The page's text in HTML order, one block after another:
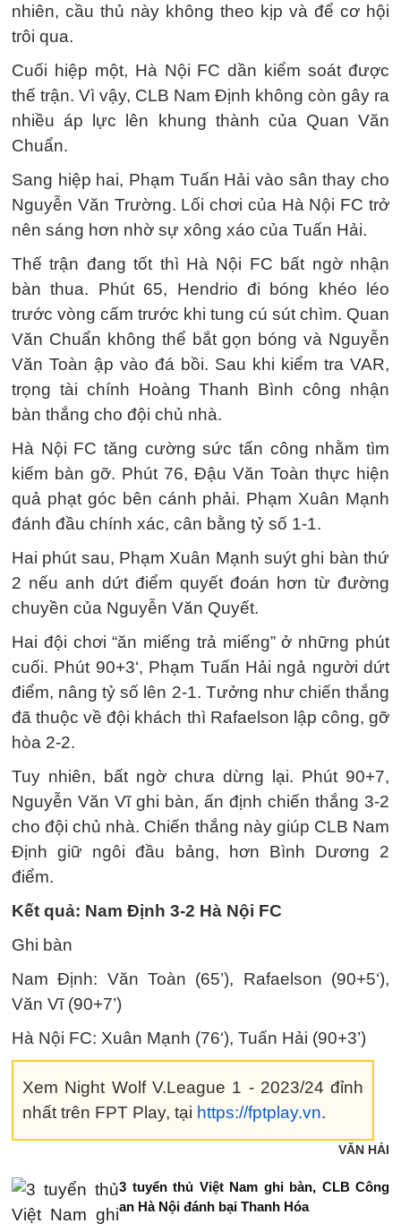
nhiên, cầu thủ này không theo kịp và để cơ hội
trôi qua.
Cuối hiệp một, Hà Nội FC dần kiểm soát được
thế trận. Vì vậy, CLB Nam Định không còn gây ra
nhiều áp lực lên khung thành của Quan Văn
Chuẩn.
Sang hiệp hai, Phạm Tuấn Hải vào sân thay cho
Nguyễn Văn Trường. Lối chơi của Hà Nội FC trở
nên sáng hơn nhờ sự xông xáo của Tuấn Hải.
Thế trận đang tốt thì Hà Nội FC bất ngờ nhận
bàn thua. Phút 65, Hendrio đi bóng khéo léo
trước vòng cấm trước khi tung cú sút chìm. Quan
Văn Chuẩn không thể bắt gọn bóng và Nguyễn
Văn Toàn ập vào đá bồi. Sau khi kiểm tra VAR,
trọng tài chính Hoàng Thanh Bình công nhận
bàn thắng cho đội chủ nhà.
Hà Nội FC tăng cường sức tấn công nhằm tìm
kiếm bàn gỡ. Phút 76, Đậu Văn Toàn thực hiện
quả phạt góc bên cánh phải. Phạm Xuân Mạnh
đánh đầu chính xác, cân bằng tỷ số 1-1.
Hai phút sau, Phạm Xuân Mạnh suýt ghi bàn thứ
2 nếu anh dứt điểm quyết đoán hơn từ đường
chuyền của Nguyễn Văn Quyết.
Hai đội chơi “ăn miếng trả miếng” ở những phút
cuối. Phút 90+3‘, Phạm Tuấn Hải ngả người dứt
điểm, nâng tỷ số lên 2-1. Tưởng như chiến thắng
đã thuộc về đội khách thì Rafaelson lập công, gỡ
hòa 2-2.
Tuy nhiên, bất ngờ chưa dừng lại. Phút 90+7,
Nguyễn Văn Vĩ ghi bàn, ấn định chiến thắng 3-2
cho đội chủ nhà. Chiến thắng này giúp CLB Nam
Định giữ ngôi đầu bảng, hơn Bình Dương 2
điểm.
Kết quả: Nam Định 3-2 Hà Nội FC
Ghi bàn
Nam Định: Văn Toàn (65’), Rafaelson (90+5‘),
Văn Vĩ (90+7’)
Hà Nội FC: Xuân Mạnh (76‘), Tuấn Hải (90+3’)
Xem Night Wolf V.League 1 - 2023/24 đỉnh
nhất trên FPT Play, tại https://fptplay.vn.
VĂN HẢI
3 tuyển thủ Việt Nam ghi bàn, CLB Công
an Hà Nội đánh bại Thanh Hóa